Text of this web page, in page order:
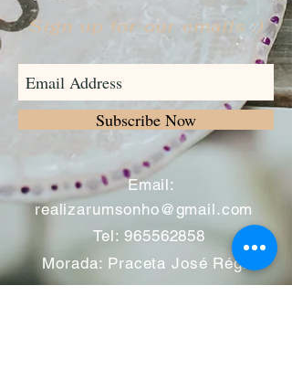
Sign up for our emails :)
Subscribe Now
​Email:
realizarumsonho@gmail.com
Tel: 965562858
Morada: Praceta José Régio
nº12 -A2695-050Bobadela -